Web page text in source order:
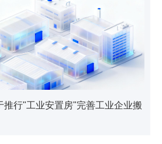
推行"工业安置房"完善工业企业搬